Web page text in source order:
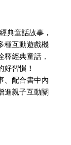
典童話故事，
種互動遊戲機
釋經典童話，
好習慣！
、配合書中內
進親子互動關